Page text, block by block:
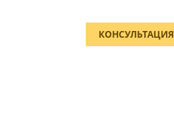
КОНСУЛЬТАЦИЯ